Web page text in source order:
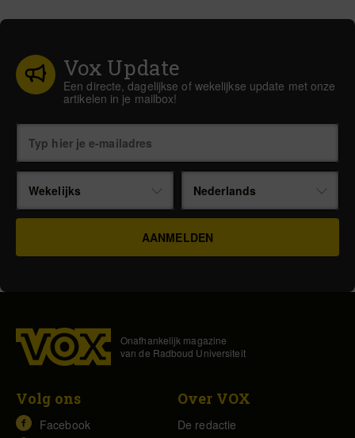
Vox Update
Een directe, dagelijkse of wekelijkse update met onze
artikelen in je mailbox!
Wekelijks Nederlands
Onafhankelijk magazine
van de Radboud Universiteit
Volg ons
Facebook
Over VOX
De redactie